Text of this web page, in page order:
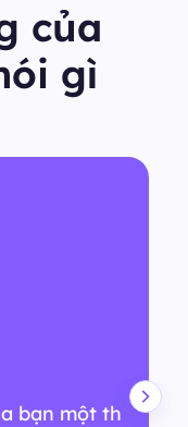
của
gì
bạn một th